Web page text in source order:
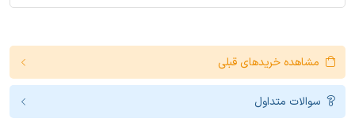
مشاهده خریدهای قبلی
سوالات متداول